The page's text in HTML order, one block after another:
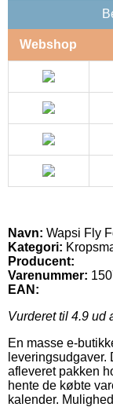
Webshop
Navn: Wapsi Fly
Kategori:
Producent:
Varenummer:
EAN:
Vurderet til 4.9 ud
En masse e-
afleveret pakken
hente de købte
kalender.